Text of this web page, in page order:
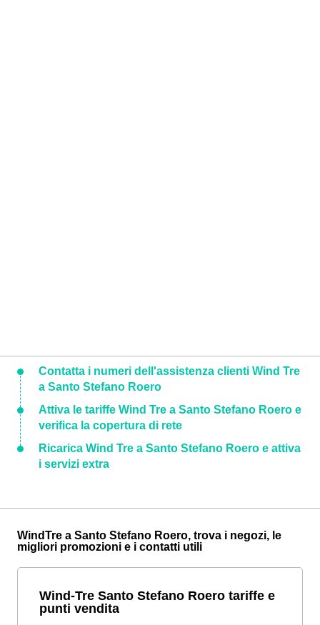
Contatta i numeri dell'assistenza clienti Wind Tre
a Santo Stefano Roero
Attiva le tariffe Wind Tre a Santo Stefano Roero e
verifica la copertura di rete
Ricarica Wind Tre a Santo Stefano Roero e attiva
i servizi extra
WindTre a Santo Stefano Roero, trova i negozi, le
migliori promozioni e i contatti utili
Wind-Tre Santo Stefano Roero tariffe e
punti vendita